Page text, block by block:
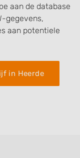
aan de database
gegevens,
aan potentiele
in Heerde